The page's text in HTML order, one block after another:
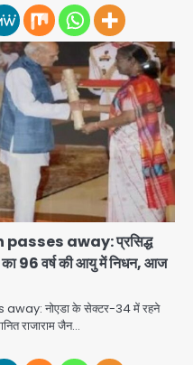
away: प्रसिद्ध
का 96 वर्ष की आयु में निधन, आज
नोएडा के सेक्टर-34 में रहने
राजाराम जैन…
कर्तव्यनिष्ठा की
बारिश के बीच नोएडा
मोर्चा, सेक्टर 105
आभार
मक्का में सऊदी,
का साझा रक्षा समझौता,
(Badalpur):
अनियंत्रित होकर घुसा
, ड्राइवर की मौत
controversial:
हैं’, मौलाना का
बयान, BJP विधायक ने
की मांग